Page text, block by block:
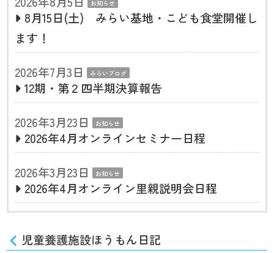
お知らせ
8月15日(土) みらい基地・こども食堂開催し
ます！
2026年7月3日
みらいブログ
12期・第２四半期決算報告
2026年3月23日
お知らせ
2026年4月オンラインセミナー日程
2026年3月23日
お知らせ
2026年4月オンライン里親説明会日程
児童養護施設ほうもん日記